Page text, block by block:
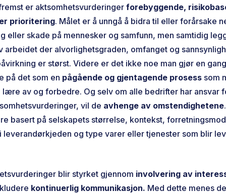
er aktsomhetsvurderinger forebyggende,
prioritering. Målet er å unngå å bidra til eller forårsake
eller skade på mennesker og samfunn, men samtidig
arbeidet der alvorlighetsgraden, omfanget og
er størst. Videre er det ikke noe man gjør en
på det som en pågående og gjentagende prosesssom
lære av og forbedre. Og selv om alle bedrifter har ansvar
vil de avhenge av omstendighetene
basert på selskapets størrelse, kontekst,
leverandørkjeden og type varer eller tjenester som blir
blir styrket gjennom involvering av
kontinuerlig kommunikasjon. Med dette menes